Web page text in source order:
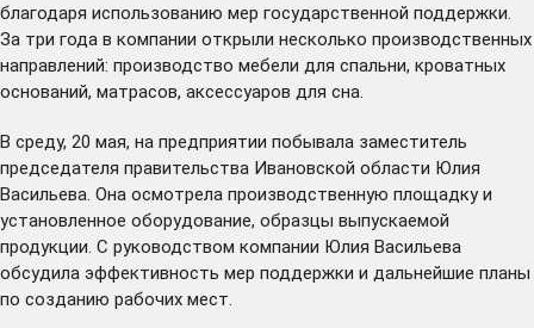
благодаря использованию мер государственной поддержки.
За три года в компании открыли несколько производственных
направлений: производство мебели для спальни, кроватных
оснований, матрасов, аксессуаров для сна.
В среду, 20 мая, на предприятии побывала заместитель
председателя правительства Ивановской области Юлия
Васильева. Она осмотрела производственную площадку и
установленное оборудование, образцы выпускаемой
продукции. С руководством компании Юлия Васильева
обсудила эффективность мер поддержки и дальнейшие планы
по созданию рабочих мест.